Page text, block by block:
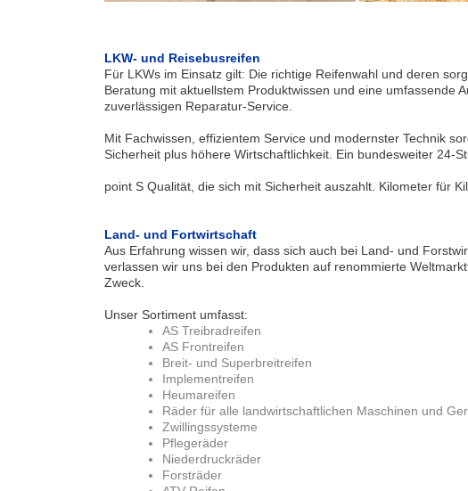
LKW- und Reisebusreifen
Für LKWs im Einsatz gilt: Die richtige Reifenwahl und deren
Beratung mit aktuellstem Produktwissen und eine umfassende
zuverlässigen Reparatur-Service.
Mit Fachwissen, effizientem Service und modernster Technik
Sicherheit plus höhere Wirtschaftlichkeit. Ein bundesweiter
point S Qualität, die sich mit Sicherheit auszahlt. Kilometer für
Land- und Fortwirtschaft
Aus Erfahrung wissen wir, dass sich auch bei Land- und
verlassen wir uns bei den Produkten auf renommierte
Zweck.
Unser Sortiment umfasst:
AS Treibradreifen
AS Frontreifen
Breit- und Superbreitreifen
Implementreifen
Heumareifen
Räder für alle landwirtschaftlichen Maschinen und
Zwillingssysteme
Pflegeräder
Niederdruckräder
Forsträder